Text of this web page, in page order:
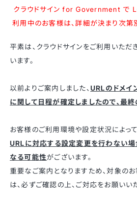
クラウドサイン for Government で
利用中のお客様は、詳細が決まり次第
平素は、クラウドサインをご利用いただ
います。
以前よりご案内しました、 URLのドメイ
に関して日程が確定しましたので、最
お客様のご利用環境や設定状況によって
URLに対応する設定変更を行わない場
なる可能性がございます。
重要なご案内となりますため、対象の
は、必ずご確認の上、ご対応をお願いい